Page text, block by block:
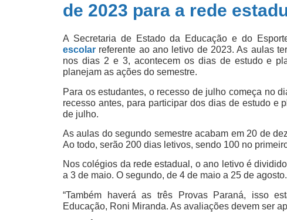
de 2023 para a rede
A Secretaria de Estado da Educação e do
escolar referente ao ano letivo de 2023. As aulas
nos dias 2 e 3, acontecem os dias de estudo e
planejam as ações do semestre.
Para os estudantes, o recesso de julho começa no
recesso antes, para participar dos dias de estudo e
de julho.
As aulas do segundo semestre acabam em 20 de
Ao todo, serão 200 dias letivos, sendo 100 no
Nos colégios da rede estadual, o ano letivo é
a 3 de maio. O segundo, de 4 de maio a 25 de
“Também haverá as três Provas Paraná, isso
Educação, Roni Miranda. As avaliações devem ser